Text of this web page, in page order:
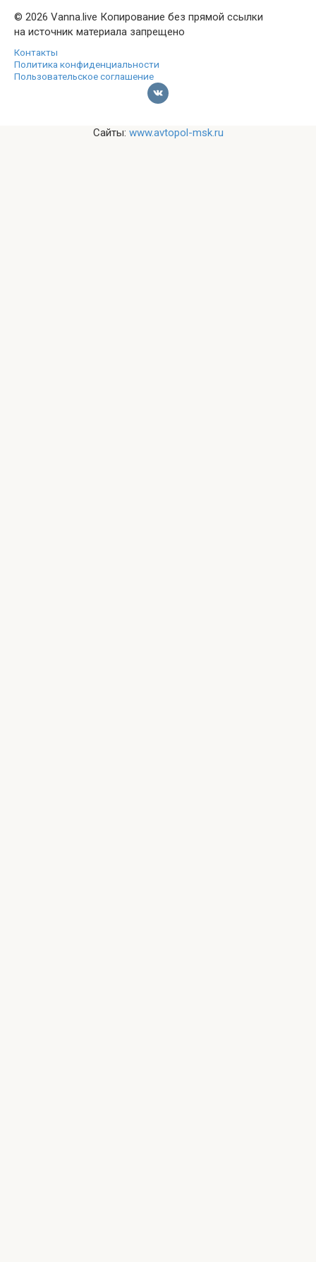
© 2026 Vanna.live Копирование без прямой ссылки
на источник материала запрещено
Контакты
Политика конфиденциальности
Пользовательское соглашение
Сайты: www.avtopol-msk.ru